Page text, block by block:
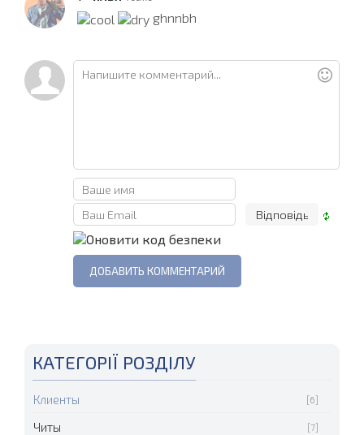
ghnnbh
КАТЕГОРІЇ РОЗДІЛУ
Клиенты [6]
Читы [7]